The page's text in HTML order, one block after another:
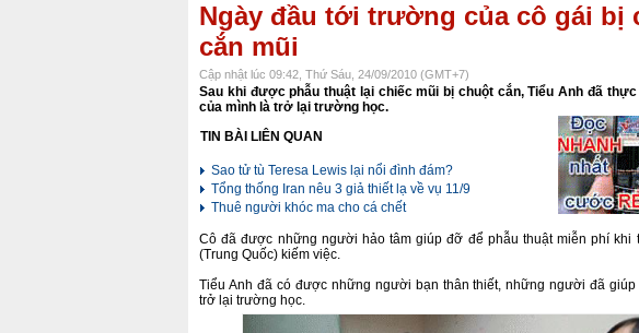
Ngày đầu tới trường của cô gái bị
cắn mũi
Cập nhật lúc 09:42, Thứ Sáu, 24/09/2010 (GMT+7)
Sau khi được phẫu thuật lại chiếc mũi bị chuột cắn, Tiểu Anh đã
của mình là trở lại trường học.
TIN BÀI LIÊN QUAN
Sao tử tù Teresa Lewis lại nổi đình đám?
Tổng thống Iran nêu 3 giả thiết lạ về vụ 11/9
Thuê người khóc ma cho cá chết
Cô đã được những người hảo tâm giúp đỡ để phẫu thuật miễn phí khi
(Trung Quốc) kiếm việc.
Tiểu Anh đã có được những người bạn thân thiết, những người đã
trở lại trường học.